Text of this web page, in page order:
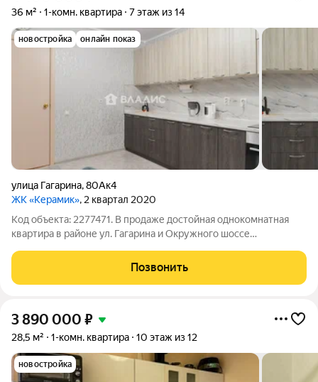
36 м² 1-комн. квартира 7 этаж из 14
новостройка онлайн показ
улица Гагарина,80Ак4
ЖК «Керамик», 2 квартал 2020
Код объекта: 2277471. В пpодаже достойная однокомнатная
квартира в районе ул. Гагарина и Окружного шоссе
спальня, выделенная "грязная" зона прихожей и удобная кухня.
Отделка выполнена в светлых
Позвонить
3 890 000 ₽
28,5 м² 1-комн. квартира 10 этаж из 12
новостройка